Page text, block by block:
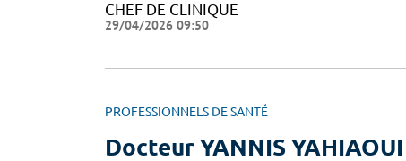
CHEF DE CLINIQUE
29/04/2026 09:50
PROFESSIONNELS DE SANTÉ
Docteur YANNIS YAHIAOUI